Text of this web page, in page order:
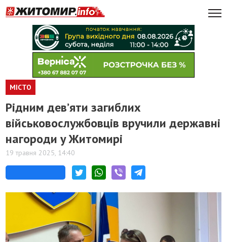
МІСТО
Рідним дев’яти загиблих
військовослужбовців вручили державні
нагороди у Житомирі
19 травня 2025, 14:40